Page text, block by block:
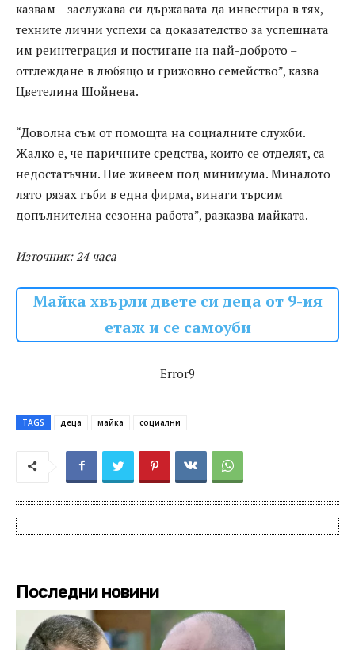
казвам – заслужава си държавата да инвестира в тях,
техните лични успехи са доказателство за успешната
им реинтеграция и постигане на най-доброто –
отглеждане в любящо и грижовно семейство”, казва
Цветелина Шойнева.
“Доволна съм от помощта на социалните служби.
Жалко е, че паричните средства, които се отделят, са
недостатъчни. Ние живеем под минимума. Миналото
лято рязах гъби в една фирма, винаги търсим
допълнителна сезонна работа”, разказва майката.
Източник: 24 часа
Майка хвърли двете си деца от 9-ия
етаж и се самоуби
Error9
TAGS деца майка социални
Последни новини